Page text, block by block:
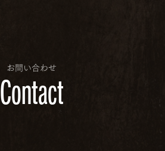
お問い合わせ
Contact